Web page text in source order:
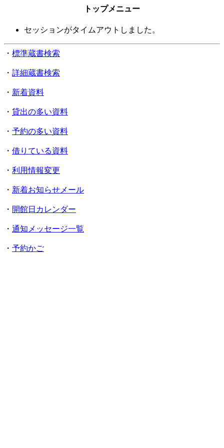
トップメニュー
セッションがタイムアウトしました。
・ 標準蔵書検索
・ 詳細蔵書検索
・ 新着資料
・ 貸出の多い資料
・ 予約の多い資料
・ 借りている資料
・ 利用情報変更
・ 新着お知らせメール
・ 開館日カレンダー
・ 通知メッセージ一覧
・ 予約かご